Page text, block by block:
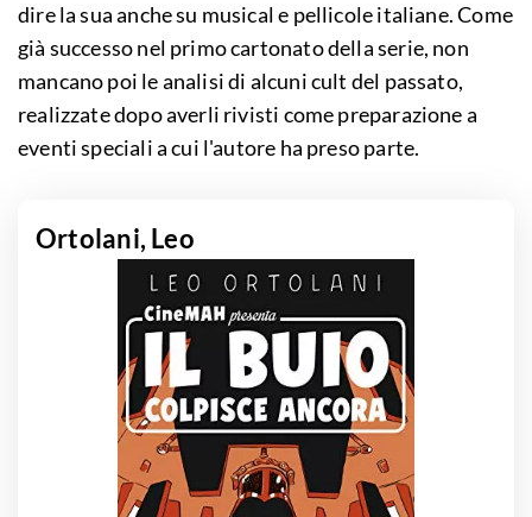
dire la sua anche su musical e pellicole italiane. Come
già successo nel primo cartonato della serie, non
mancano poi le analisi di alcuni cult del passato,
realizzate dopo averli rivisti come preparazione a
eventi speciali a cui l'autore ha preso parte.
Ortolani, Leo